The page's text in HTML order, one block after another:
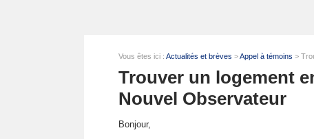
Vous êtes ici : Actualités et brèves >Appel à témoins >
Trouver un logement
Nouvel Observateur
Bonjour,